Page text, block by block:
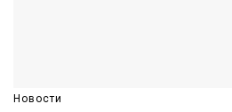
Новости